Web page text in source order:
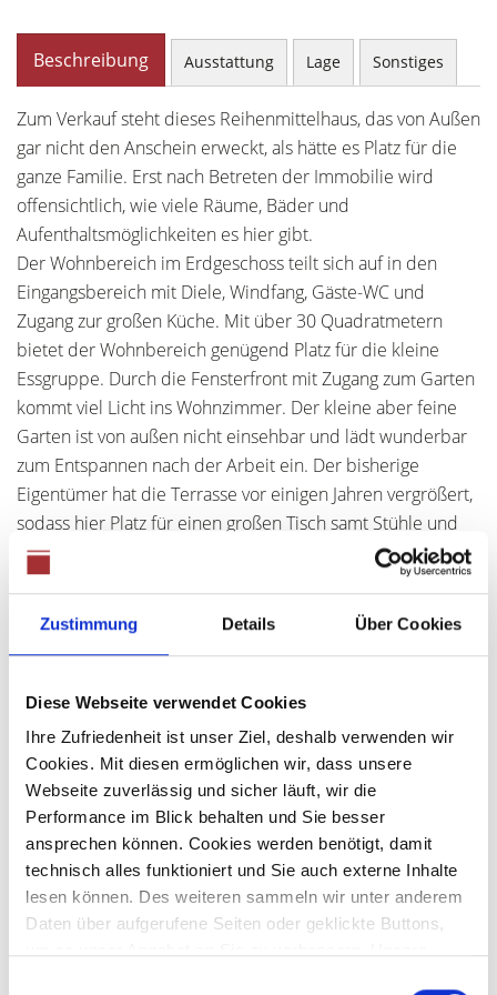
Zustimmung Details Über Cookies
Diese Webseite verwendet Cookies
Ihre Zufriedenheit ist unser Ziel, deshalb verwenden wir
Cookies. Mit diesen ermöglichen wir, dass unsere
Webseite zuverlässig und sicher läuft, wir die
Performance im Blick behalten und Sie besser
ansprechen können. Cookies werden benötigt, damit
technisch alles funktioniert und Sie auch externe Inhalte
lesen können. Des weiteren sammeln wir unter anderem
Daten über aufgerufene Seiten oder geklickte Buttons,
Beschreibung Ausstattung Lage Sonstiges
Zum Verkauf steht dieses Reihenmittelhaus, das von Außen
gar nicht den Anschein erweckt, als hätte es Platz für die
ganze Familie. Erst nach Betreten der Immobilie wird
offensichtlich, wie viele Räume, Bäder und
Aufenthaltsmöglichkeiten es hier gibt.
Der Wohnbereich im Erdgeschoss teilt sich auf in den
Eingangsbereich mit Diele, Windfang, Gäste-WC und
Zugang zur großen Küche. Mit über 30 Quadratmetern
bietet der Wohnbereich genügend Platz für die kleine
Essgruppe. Durch die Fensterfront mit Zugang zum Garten
kommt viel Licht ins Wohnzimmer. Der kleine aber feine
Garten ist von außen nicht einsehbar und lädt wunderbar
zum Entspannen nach der Arbeit ein. Der bisherige
Eigentümer hat die Terrasse vor einigen Jahren vergrößert,
sodass hier Platz für einen großen Tisch samt Stühle und
Grill vorhanden ist. Rasenmäher, Sitzpolster und andere
Werkzeuge finden genügend Platz im Gartenhaus.
Im Obergeschoss befinden sich die Privaträume der
Eigentümer: Zwei Kinderzimmer, ein Bad und das
Elternschlafzimmer aus erreichen Sie den ca. 8
Quadratmeter großen Balkon. Auch das Dachgeschoss ist
bereits voll ausgebaut und besitzt eine eigene Küche,
sowie ein eigenes Bad. Neben diesen Räumen ist im
Dachgeschoss noch ein großes Studio, welches zum
Verweilen einlädt. Auch eine Vermietung an enge
Bekannte wäre denkbar; diese hätten ihr eigenes Bad und
ihre eigene Küche, lediglich der Hauseingang müsste
geteilt werden.